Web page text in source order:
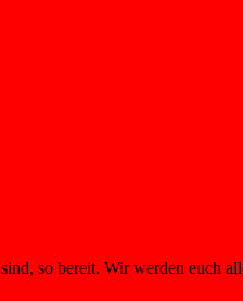
so bereit. Wir werden euch